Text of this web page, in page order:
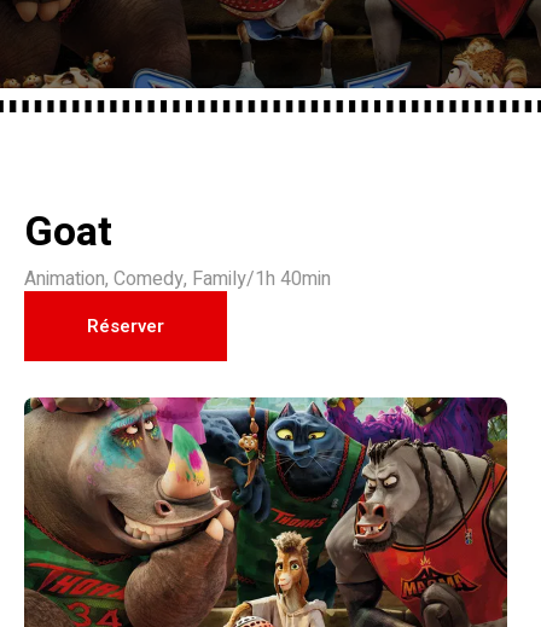
Goat
Animation, Comedy, Family/1h 40min
Réserver